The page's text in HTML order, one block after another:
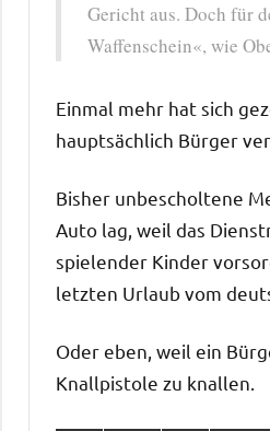
Gericht aus. Doch für
Waffenschein«, wie
Einmal mehr hat sich
hauptsächlich Bürger
Bisher unbescholtene
Auto lag, weil das
spielender Kinder
letzten Urlaub vom
Oder eben, weil ein
Knallpistole zu knallen.